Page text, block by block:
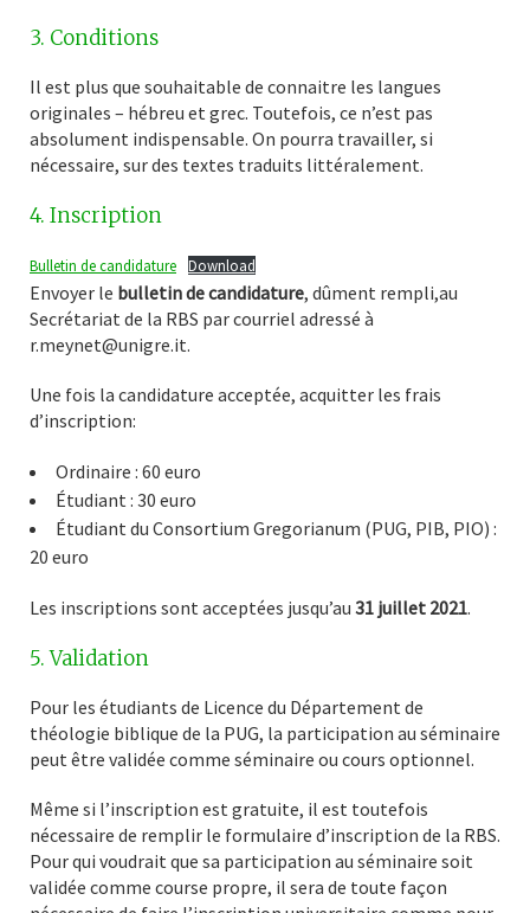
3. Conditions
Il est plus que souhaitable de connaitre les langues
originales – hébreu et grec. Toutefois, ce n’est pas
absolument indispensable. On pourra travailler, si
nécessaire, sur des textes traduits littéralement.
4. Inscription
Bulletin de candidature Download
Envoyer le bulletin de candidature, dûment rempli,au
Secrétariat de la RBS par courriel adressé à
r.meynet@unigre.it.
Une fois la candidature acceptée, acquitter les frais
d’inscription:
Ordinaire : 60 euro
Étudiant : 30 euro
Étudiant du Consortium Gregorianum (PUG, PIB, PIO) :
20 euro
Les inscriptions sont acceptées jusqu’au 31 juillet 2021.
5. Validation
Pour les étudiants de Licence du Département de
théologie biblique de la PUG, la participation au séminaire
peut être validée comme séminaire ou cours optionnel.
Même si l’inscription est gratuite, il est toutefois
nécessaire de remplir le formulaire d’inscription de la RBS.
Pour qui voudrait que sa participation au séminaire soit
validée comme course propre, il sera de toute façon